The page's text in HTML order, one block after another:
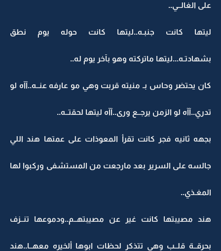
على الغالــي..
ليتها كانت جنبـه..ليتها كانت حوله يوم نطق
بشهادتـه...ليتها ماتركته وهو بآخر يوم له..
كان يحتضر وحاس بـ منيته قربت وهي مو عارفه عنــه..آآه لو
تدري..آآه لو الزمن يرجــع ورى..آآه ليتها لحقتــه..
بجهه ثانيه فجر كانت تقرأ المعوذات على عمتها هند اللي
جالسه على السرير بعد مارجعت من المستشفى وركبوا لها
المغـذي..
هند مصيبتها كانت غير عن مصيبتهــم..ودموعها تنــزف
بحرقــة قلــب وهي تتذكر لحظات ابوها ألخيره معهــا..هند